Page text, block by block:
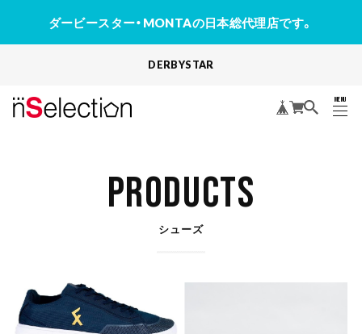
ダービースター・MONTAの日本総代理店です。
DERBYSTAR
MENU
CLOSE
PRODUCTS
シューズ